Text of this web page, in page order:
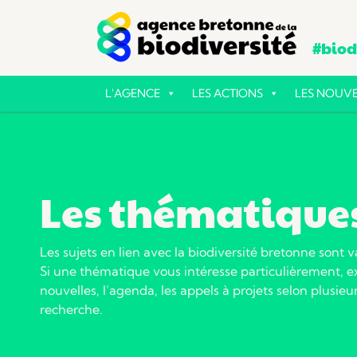
L'AGENCE LES ACTIONS LES
Les
Les sujets en lien avec la biodiversité bretonne sont
Si une thématique vous intéresse particulièrement,
nouvelles, l’agenda, les appels à projets selon
recherche.